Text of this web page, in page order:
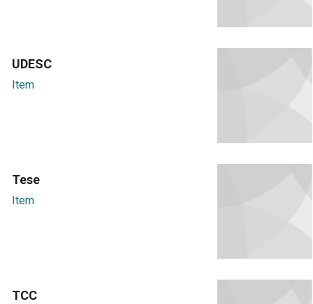
UDESC
Item
Tese
Item
TCC